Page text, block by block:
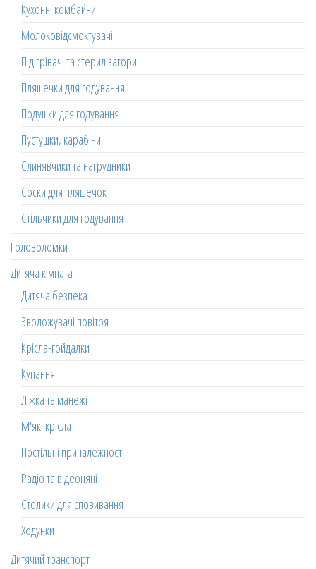
Кухонні комбайни
Молоковідсмоктувачі
Підігрівачі та стерилізатори
Пляшечки для годування
Подушки для годування
Пустушки, карабіни
Слинявчики та нагрудники
Соски для пляшечок
Стільчики для годування
Головоломки
Дитяча кімната
Дитяча безпека
Зволожувачі повітря
Крісла-гойдалки
Купання
Ліжка та манежі
М'які крісла
Постільні приналежності
Радіо та відеоняні
Столики для сповивання
Ходунки
Дитячий транспорт